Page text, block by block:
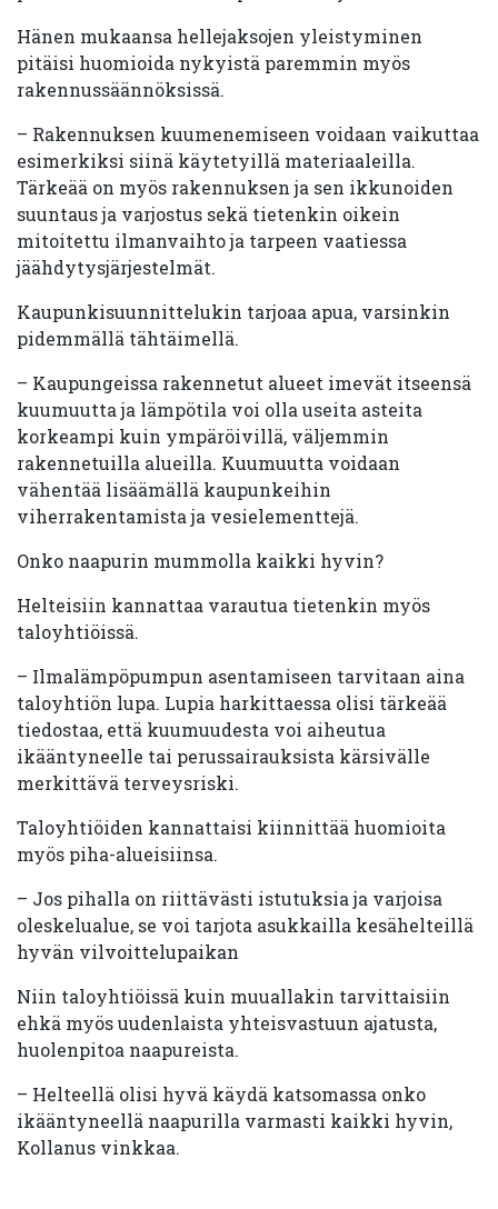
Hänen mukaansa hellejaksojen yleistyminen
pitäisi huomioida nykyistä paremmin myös
rakennussäännöksissä.
– Rakennuksen kuumenemiseen voidaan vaikuttaa
esimerkiksi siinä käytetyillä materiaaleilla.
Tärkeää on myös rakennuksen ja sen ikkunoiden
suuntaus ja varjostus sekä tietenkin oikein
mitoitettu ilmanvaihto ja tarpeen vaatiessa
jäähdytysjärjestelmät.
Kaupunkisuunnittelukin tarjoaa apua, varsinkin
pidemmällä tähtäimellä.
– Kaupungeissa rakennetut alueet imevät itseensä
kuumuutta ja lämpötila voi olla useita asteita
korkeampi kuin ympäröivillä, väljemmin
rakennetuilla alueilla. Kuumuutta voidaan
vähentää lisäämällä kaupunkeihin
viherrakentamista ja vesielementtejä.
Onko naapurin mummolla kaikki hyvin?
Helteisiin kannattaa varautua tietenkin myös
taloyhtiöissä.
– Ilmalämpöpumpun asentamiseen tarvitaan aina
taloyhtiön lupa. Lupia harkittaessa olisi tärkeää
tiedostaa, että kuumuudesta voi aiheutua
ikääntyneelle tai perussairauksista kärsivälle
merkittävä terveysriski.
Taloyhtiöiden kannattaisi kiinnittää huomioita
myös piha-alueisiinsa.
– Jos pihalla on riittävästi istutuksia ja varjoisa
oleskelualue, se voi tarjota asukkailla kesähelteillä
hyvän vilvoittelupaikan
Niin taloyhtiöissä kuin muuallakin tarvittaisiin
ehkä myös uudenlaista yhteisvastuun ajatusta,
huolenpitoa naapureista.
– Helteellä olisi hyvä käydä katsomassa onko
ikääntyneellä naapurilla varmasti kaikki hyvin,
Kollanus vinkkaa.